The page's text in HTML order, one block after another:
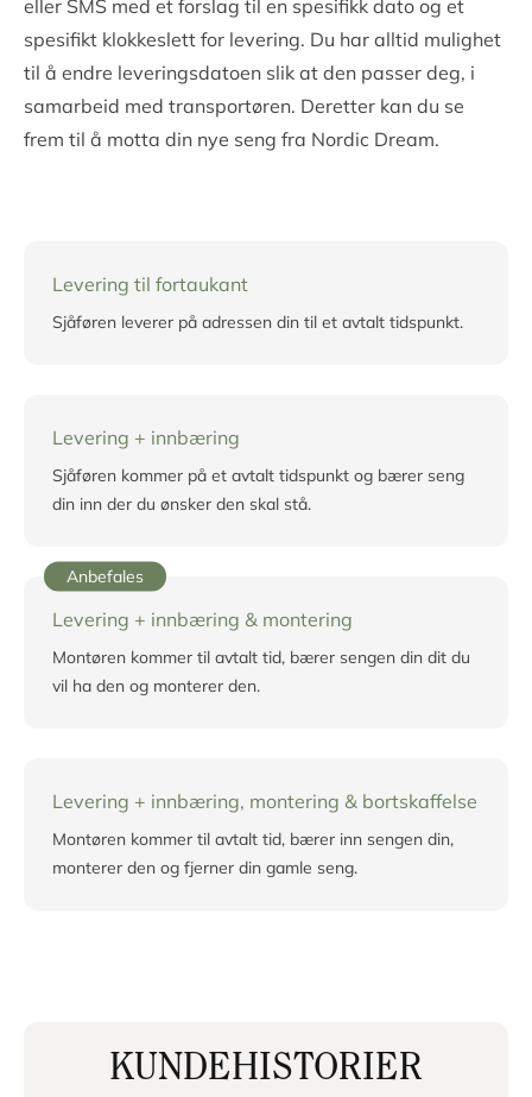
eller SMS med et forslag til en spesifikk dato og et
spesifikt klokkeslett for levering. Du har alltid mulighet
til å endre leveringsdatoen slik at den passer deg, i
samarbeid med transportøren. Deretter kan du se
frem til å motta din nye seng fra Nordic Dream.
Levering til fortaukant
Sjåføren leverer på adressen din til et avtalt tidspunkt.
Levering + innbæring
Sjåføren kommer på et avtalt tidspunkt og bærer seng
din inn der du ønsker den skal stå.
Anbefales
Levering + innbæring & montering
Montøren kommer til avtalt tid, bærer sengen din dit du
vil ha den og monterer den.
Levering + innbæring, montering & bortskaffelse
Montøren kommer til avtalt tid, bærer inn sengen din,
monterer den og fjerner din gamle seng.
KUNDEHISTORIER